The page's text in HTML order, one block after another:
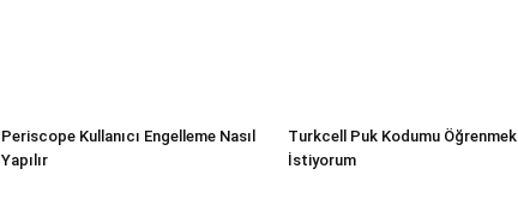
Periscope Kullanıcı Engelleme Nasıl
Yapılır
Turkcell Puk Kodumu Öğrenmek
İstiyorum